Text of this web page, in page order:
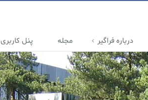
درباره فراگیر مجله پنل کاربری